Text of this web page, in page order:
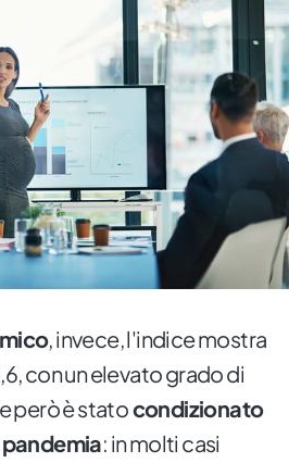
, invece, l'indice mostra
con un elevato grado di
però è statocondizionato
: in molti casi